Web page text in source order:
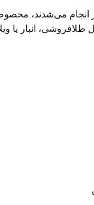
انجام می‌شدند،
انبار یا